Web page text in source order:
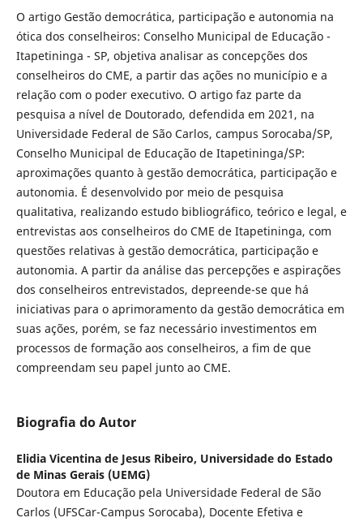
O artigo Gestão democrática, participação e autonomia na
ótica dos conselheiros: Conselho Municipal de Educação -
Itapetininga - SP, objetiva analisar as concepções dos
conselheiros do CME, a partir das ações no município e a
relação com o poder executivo. O artigo faz parte da
pesquisa a nível de Doutorado, defendida em 2021, na
Universidade Federal de São Carlos, campus Sorocaba/SP,
Conselho Municipal de Educação de Itapetininga/SP:
aproximações quanto à gestão democrática, participação e
autonomia. É desenvolvido por meio de pesquisa
qualitativa, realizando estudo bibliográfico, teórico e legal, e
entrevistas aos conselheiros do CME de Itapetininga, com
questões relativas à gestão democrática, participação e
autonomia. A partir da análise das percepções e aspirações
dos conselheiros entrevistados, depreende-se que há
iniciativas para o aprimoramento da gestão democrática em
suas ações, porém, se faz necessário investimentos em
processos de formação aos conselheiros, a fim de que
compreendam seu papel junto ao CME.
Biografia do Autor
Elidia Vicentina de Jesus Ribeiro, Universidade do Estado
de Minas Gerais (UEMG)
Doutora em Educação pela Universidade Federal de São
Carlos (UFSCar-Campus Sorocaba), Docente Efetiva e